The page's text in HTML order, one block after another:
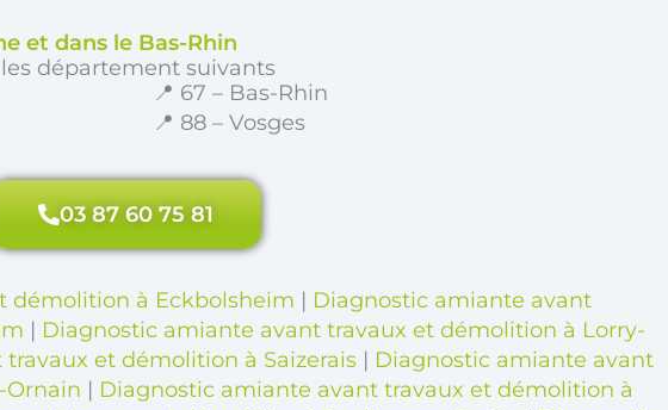
et dans le Bas-Rhin
département suivants
📍 67 – Bas-Rhin
📍 88 – Vosges
03 87 60 75 81
démolition à Eckbolsheim | Diagnostic amiante avant
| Diagnostic amiante avant travaux et démolition à Lorry-
et démolition à Saizerais | Diagnostic amiante avant
Ornain | Diagnostic amiante avant travaux et démolition à